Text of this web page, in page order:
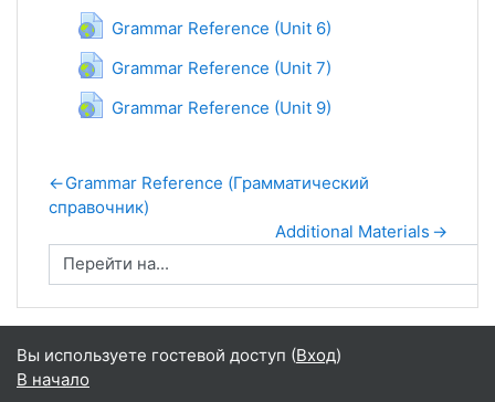
Grammar Reference (Unit 6)Гиперссылка
Grammar Reference (Unit 7)Гиперссылка
Grammar Reference (Unit 9)Гиперссылка
←Grammar Reference (Грамматический
справочник)
Additional Materials →
Вы используете гостевой доступ (Вход)
В начало